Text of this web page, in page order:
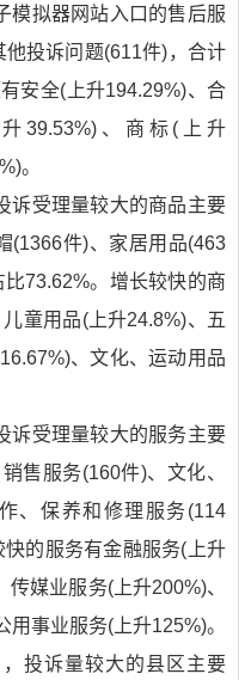
模拟器网站入口的售后服
投诉问题(611件)，合计
安全(上升194.29%)、合
39.53%)、商标(上升
。
诉受理量较大的商品主要
(1366件)、家居用品(463
73.62%。增长较快的商
童用品(上升24.8%)、五
、文化、运动用品
诉受理量较大的服务主要
售服务(160件)、文化、
、保养和修理服务(114
的服务有金融服务(上升
媒业服务(上升200%)、
事业服务(上升125%)。
投诉量较大的县区主要